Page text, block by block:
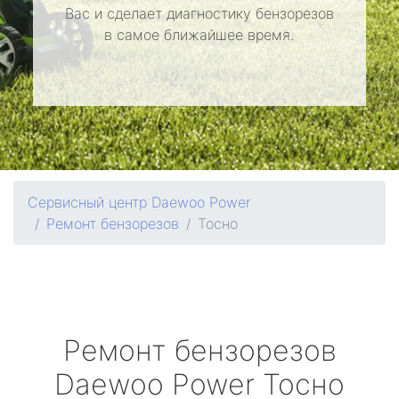
Вас и сделает диагностику бензорезов
в самое ближайшее время.
Сервисный центр Daewoo Power
Ремонт бензорезов
Тосно
Ремонт бензорезов
Daewoo Power Тосно